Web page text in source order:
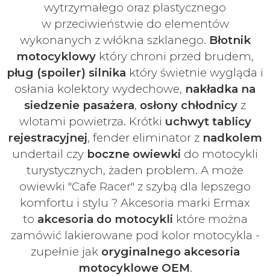
wytrzymałego oraz plastycznego
w przeciwieństwie do elementów
wykonanych z włókna szklanego. Błotnik
motocyklowy który chroni przed brudem,
pług (spoiler) silnika który świetnie wygląda i
osłania kolektory wydechowe, nakładka na
siedzenie pasażera, osłony chłodnicy z
wlotami powietrza. Krótki uchwyt tablicy
rejestracyjnej, fender eliminator z nadkolem
undertail czy boczne owiewki do motocykli
turystycznych, żaden problem. A może
owiewki "Cafe Racer" z szybą dla lepszego
komfortu i stylu ? Akcesoria marki Ermax
to akcesoria do motocykli które można
zamówić lakierowane pod kolor motocykla -
zupełnie jak oryginalnego akcesoria
motocyklowe OEM.